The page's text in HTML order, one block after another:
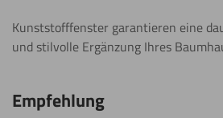
Kunststofffenster garantieren eine
und stilvolle Ergänzung Ihres
Empfehlung